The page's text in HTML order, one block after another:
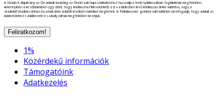
A Stúdió K Alapítvány az Ön adatait kizárólag az Önnel való kapcsolattartáshoz használja a fenti nyilatkozatban foglaltaknak megfelelően.
Amennyiben a későbbiekben úgy dönt, hogy leiratkozna hírlevelünkről, ezt a a láblécben lévő leiratkozás linkre kattintva, vagy a
studiok@studiokszinhaz.hu email címre küldött levélben bármikor megteheti. A 'Feliratkozom' gombra való kattintással elfogadja, hogy adatait az
Adatvédelmi és adatkezelési szabályzatnak megfelelően kezeljük.
1%
Közérdekű információk
Támogatóink
Adatkezelés